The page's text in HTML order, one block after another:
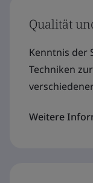
Qualität
Kenntnis der
Techniken
Weitere